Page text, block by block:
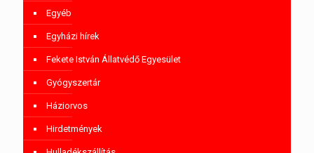
Egyéb
Egyházi hírek
Fekete István Állatvédő Egyesület
Gyógyszertár
Háziorvos
Hirdetmények